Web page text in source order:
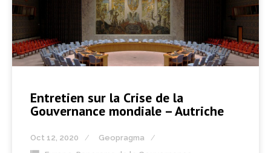
Entretien sur la Crise de la
Gouvernance mondiale – Autriche
Oct 12, 2020
Geopragma